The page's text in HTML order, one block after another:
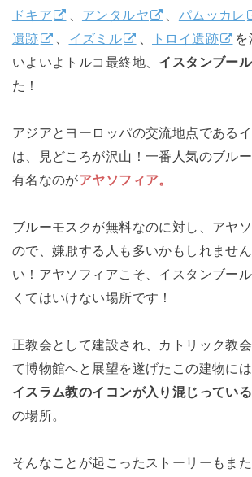
ドキア
アンタルヤ パムッカレ
遺跡
イズミル トロイ遺跡
を
いよいよトルコ最終地、 イスタンブール
た！
アジアとヨーロッパの交流地点である
は、見どころが沢山！一番人気のブルー
有名なのがアヤソフィア。
ブルーモスクが無料なのに対し、アヤ
ので、嫌厭する人も多いかもしれませ
い！アヤソフィアこそ、イスタンブー
くてはいけない場所です！
正教会として建設され、カトリック教
て博物館へと展望を遂げたこの建物には
イスラム教のイコンが入り混じっている
の場所。
そんなことが起こったストーリーもま